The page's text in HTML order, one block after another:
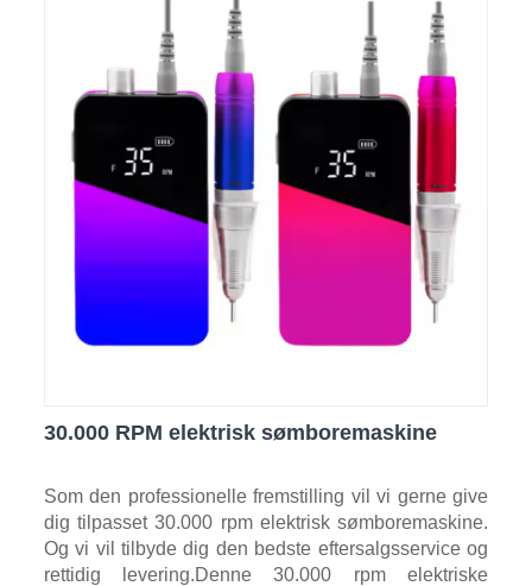
30.000 RPM elektrisk sømboremaskine
Som den professionelle fremstilling vil vi gerne give
dig tilpasset 30.000 rpm elektrisk sømboremaskine.
Og vi vil tilbyde dig den bedste eftersalgsservice og
rettidig levering.Denne 30.000 rpm elektriske